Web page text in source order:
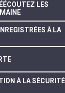
LES
À LA
À LA SÉCURITÉ